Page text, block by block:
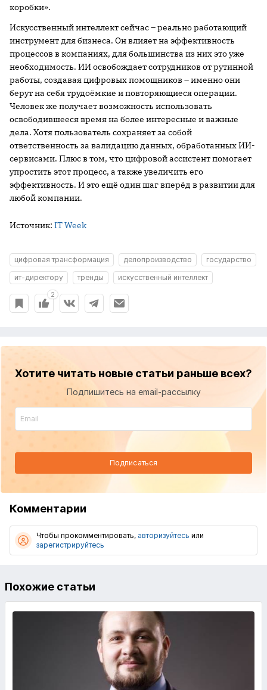
коробки».
Искусственный интеллект сейчас – реально работающий
инструмент для бизнеса. Он влияет на эффективность
процессов в компаниях, для большинства из них это уже
необходимость. ИИ освобождает сотрудников от рутинной
работы, создавая цифровых помощников – именно они
берут на себя трудоёмкие и повторяющиеся операции.
Человек же получает возможность использовать
освободившееся время на более интересные и важные
дела. Хотя пользователь сохраняет за собой
ответственность за валидацию данных, обработанных ИИ-
сервисами. Плюс в том, что цифровой ассистент помогает
упростить этот процесс, а также увеличить его
эффективность. И это ещё один шаг вперёд в развитии для
любой компании.
Источник: IT Week
цифровая трансформация делопроизводство
государство
ит-директору
тренды искусственный интеллект
2
Хотите читать новые статьи раньше всех?
Подпишитесь на email-рассылку
Подписаться
Комментарии
Чтобы прокомментировать, авторизуйтесь или
зарегистрируйтесь
Похожие статьи